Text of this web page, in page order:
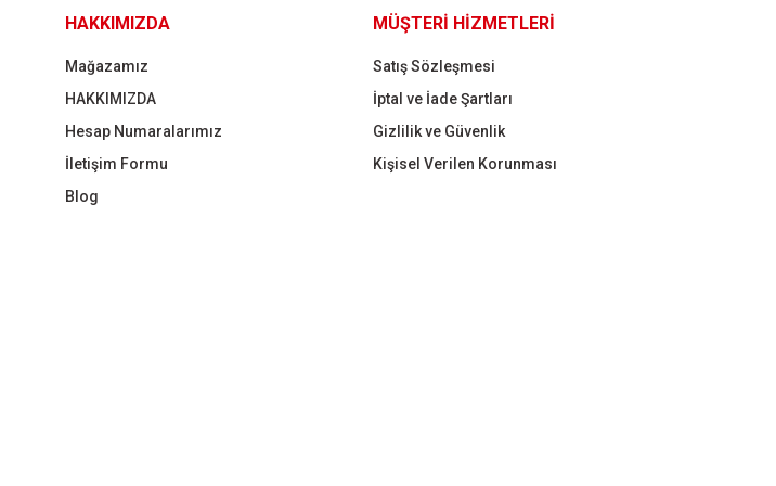
HAKKIMIZDA
Mağazamız
HAKKIMIZDA
Hesap Numaralarımız
İletişim Formu
Blog
MÜŞTERİ HİZMETLERİ
Satış Sözleşmesi
İptal ve İade Şartları
Gizlilik ve Güvenlik
Kişisel Verilen Korunması